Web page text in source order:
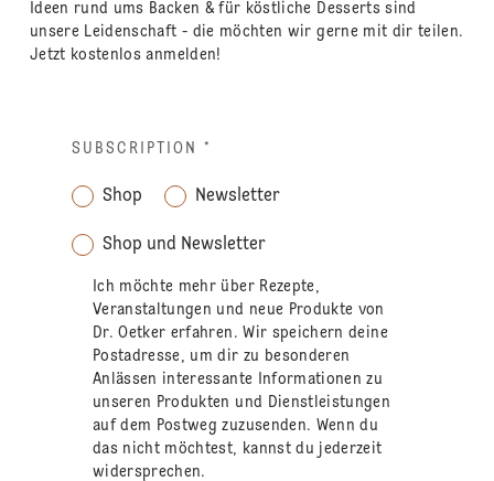
Ideen rund ums Backen & für köstliche Desserts sind
unsere Leidenschaft - die möchten wir gerne mit dir teilen.
Jetzt kostenlos anmelden!
SUBSCRIPTION *
Shop Newsletter
Shop und Newsletter
Ich möchte mehr über Rezepte,
Veranstaltungen und neue Produkte von
Dr. Oetker erfahren. Wir speichern deine
Postadresse, um dir zu besonderen
Anlässen interessante Informationen zu
unseren Produkten und Dienstleistungen
auf dem Postweg zuzusenden. Wenn du
das nicht möchtest, kannst du jederzeit
widersprechen.